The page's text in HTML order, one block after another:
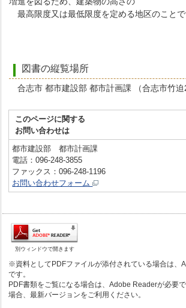
最高限度又は最低限度を定める地区のことで
図書の縦覧場所
合志市 都市建設部 都市計画課 （合志市竹迫
このページに関する
お問い合わせは
都市建設部 都市計画課
電話：096-248-3855
ファックス：096-248-1196
お問い合わせフォーム
別ウィンドウで開きます
※資料としてPDFファイルが添付されている場合は、
です。
PDF書類をご覧になる場合は、Adobe Readerが必要
場合、最新バージョンをご利用ください。